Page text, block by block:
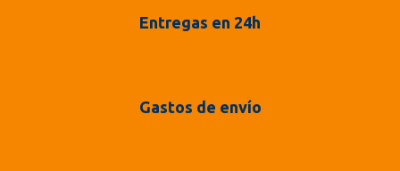
Entregas en 24h
Gastos de envío